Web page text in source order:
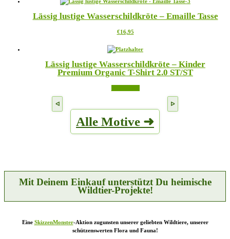
Produktseite
werden
Varianten
der
Produktseite
Lässig lustige Wasserschildkröte – Emaille Tasse
€16,95Dieses
weist
Varianten
auf.
Produktseite
gewählt
Lässig lustige Wasserschildkröte – Kinder
Premium Organic T-Shirt 2.0 ST/ST
Alle Motive ➜
Mit Deinem Einkauf unterstützt Du heimische
Wildtier-Projekte!
Eine SkizzenMonster-Aktion zugunsten unserer geliebten Wildtiere, unserer
schützenswerten Flora und Fauna!